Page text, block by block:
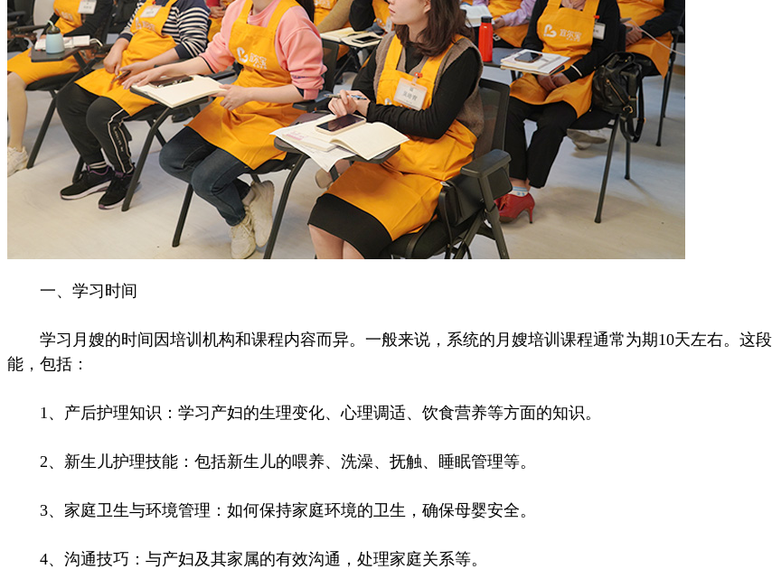
一、学习时间
学习月嫂的时间因培训机构和课程内容而异。一般来说，系统的月嫂培训课程通常为期10天左右。这
能，包括：
1、产后护理知识：学习产妇的生理变化、心理调适、饮食营养等方面的知识。
2、新生儿护理技能：包括新生儿的喂养、洗澡、抚触、睡眠管理等。
3、家庭卫生与环境管理：如何保持家庭环境的卫生，确保母婴安全。
4、沟通技巧：与产妇及其家属的有效沟通，处理家庭关系等。